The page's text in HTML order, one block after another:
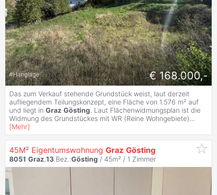
#Hanglage € 168.000,-
Das zum Verkauf stehende Grundstück weist, laut derzeit
aufliegendem Teilungskonzept, eine Fläche von 1.576 m² auf
und liegt in Graz Gösting. Laut Flächenwidmungsplan ist die
Widmung des Grundstückes mit WR (Reine Wohngebiete)...
[Mehr]
45M² Eigentumswohnung Graz Gösting
8051 Graz,13.Bez.:Gösting / 45m² / 1 Zimmer